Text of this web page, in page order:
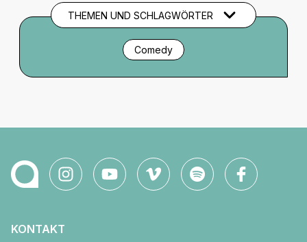
THEMEN UND SCHLAGWÖRTER
Comedy
KONTAKT